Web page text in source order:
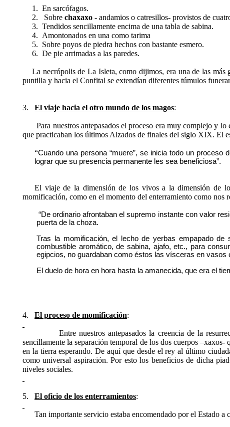
1. En sarcófagos.
2.
Sobre chaxaxo- andamios o catresillos- provistos de
3. Tendidos sencillamente encima de una tabla de sabina.
4. Amontonados en una como tarima
5. Sobre poyos de piedra hechos con bastante esmero.
6. De pie arrimadas a las paredes.
La necrópolis de La Isleta, como dijimos, era una de las más
puntilla y hacia el Confital se extendían diferentes túmulos
3. El viaje hacia el otro mundo de los magos:
Para nuestros antepasados el proceso era muy complejo y
que practicaban los últimos Alzados de finales del siglo XIX. El
“Cuando una persona “muere”, se inicia todo un
lograr que su presencia permanente les sea beneficiosa”.
El viaje de la dimensión de los vivos a la dimensión de
momificación, como en el momento del enterramiento como nos
“De ordinario afrontaban el supremo instante con valor
puerta de la choza.
Tras la momificación, el lecho de yerbas empapado
combustible aromático, de sabina, ajafo, etc., para
egipcios, no guardaban como éstos las vísceras en
El duelo de hora en hora hasta la amanecida, que era el
4. El proceso de momificación:
Entre nuestros antepasados la creencia de la
sencillamente la separación temporal de los dos cuerpos
en la tierra esperando. De aquí que desde el rey al último
como universal aspiración. Por esto los beneficios de dicha
niveles sociales.
5. El oficio de los enterramientos:
Tan importante servicio estaba encomendado por el Estado a